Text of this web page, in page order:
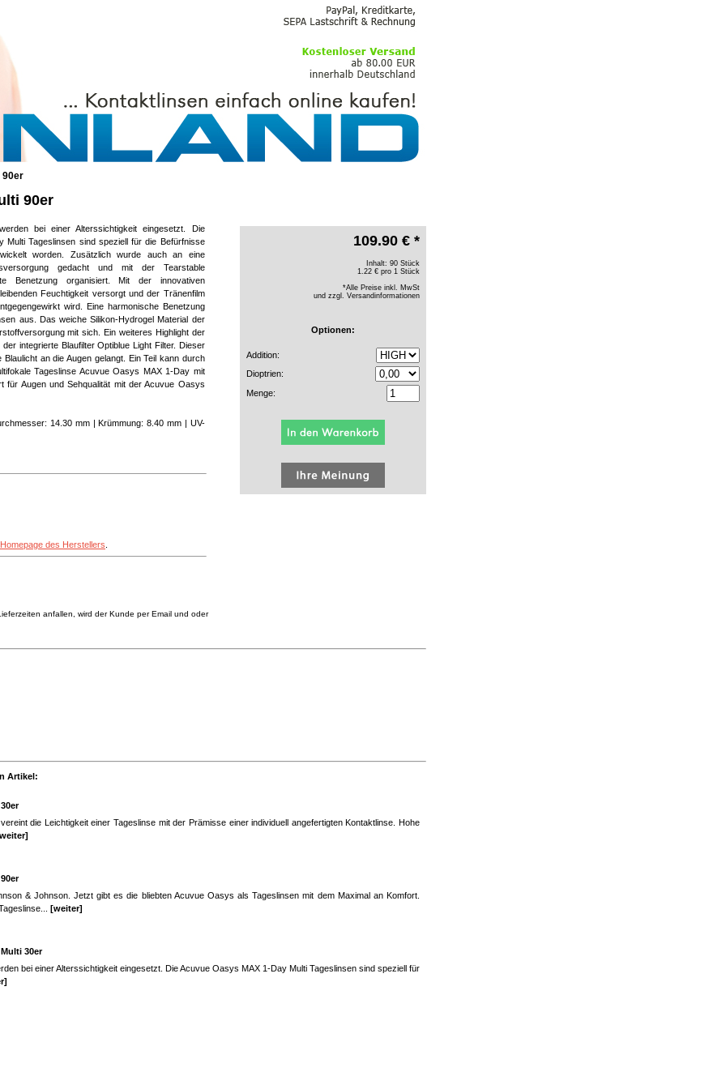
90er
90er
bei einer Alterssichtigkeit eingesetzt. Die
Multi Tageslinsen sind speziell für die Befürfnisse
worden. Zusätzlich wurde auch an eine
gedacht und mit der Tearstable
Benetzung organisiert. Mit der innovativen
Feuchtigkeit versorgt und der Tränenfilm
wird. Eine harmonische Benetzung
aus. Das weiche Silikon-Hydrogel Material der
mit sich. Ein weiteres Highlight der
integrierte Blaufilter Optiblue Light Filter. Dieser
an die Augen gelangt. Ein Teil kann durch
Tageslinse Acuvue Oasys MAX 1-Day mit
für Augen und Sehqualität mit der Acuvue Oasys
14.30 mm | Krümmung: 8.40 mm | UV-
Homepage des Herstellers
anfallen, wird der Kunde per Email und oder
109.90 € *
Inhalt: 90 Stück
1.22 € pro 1 Stück
*Alle Preise inkl. MwSt
und zzgl. Versandinformationen
Optionen:
Addition:
Dioptrien:
Menge:
Artikel:
die Leichtigkeit einer Tageslinse mit der Prämisse einer individuell angefertigten Kontaktlinse. Hohe
& Johnson. Jetzt gibt es die bliebten Acuvue Oasys als Tageslinsen mit dem Maximal an Komfort.
[weiter]
30er
bei einer Alterssichtigkeit eingesetzt. Die Acuvue Oasys MAX 1-Day Multi Tageslinsen sind speziell für